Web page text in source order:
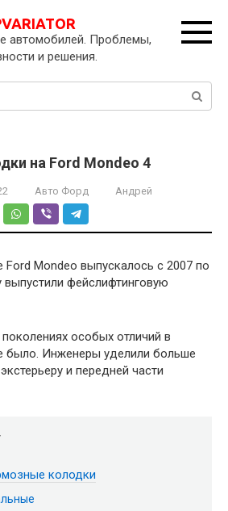
автомобилей. Проблемы,
и решения.
на Ford Mondeo 4
Авто Форд Андрей
Ford Mondeo выпускалось с 2007 по
выпустили фейслифтинговую
особых отличий в
было. Инженеры уделили больше
и передней части
колодки